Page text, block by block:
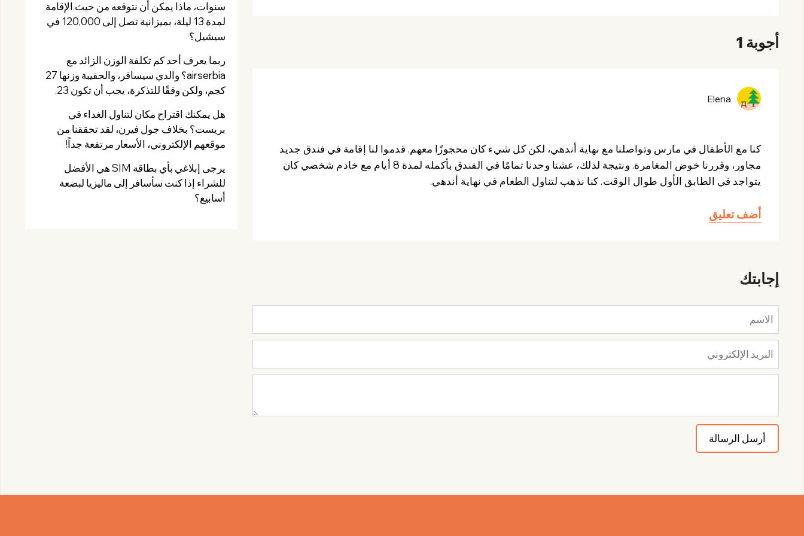
أجوبة 1
Elena
كنا مع الأطفال في مارس وتواصلنا مع نهاية أندهي، لكن كل شيء كان محجوزًا معهم. قدموا لنا إقامة في فندق جديد
مجاور، وقررنا خوض المغامرة. ونتيجة لذلك، عشنا وحدنا تمامًا في الفندق بأكمله لمدة 8 أيام مع خادم شخصي كان
يتواجد في الطابق الأول طوال الوقت. كنا نذهب لتناول الطعام في نهاية أندهي.
أضف تعليق
إجابتك
سنوات، ماذا يمكن أن نتوقعه من حيث الإقامة
لمدة 13 ليلة، بميزانية تصل إلى 120,000 في
سيشيل؟
ربما يعرف أحد كم تكلفة الوزن الزائد مع
airserbia؟ والدي سيسافر، والحقيبة وزنها 27
كجم، ولكن وفقًا للتذكرة، يجب أن تكون 23.
هل يمكنك اقتراح مكان لتناول الغداء في
بريست؟ بخلاف جول فيرن، لقد تحققنا من
موقعهم الإلكتروني، الأسعار مرتفعة جداً!
يرجى إبلاغي بأي بطاقة SIM هي الأفضل
للشراء إذا كنت سأسافر إلى ماليزيا لبضعة
أسابيع؟